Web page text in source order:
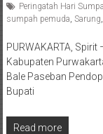
Peringatah Hari
sumpah pemuda Sarung
PURWAKARTA,
Kabupaten
Bale Paseban
Bupati
Read more